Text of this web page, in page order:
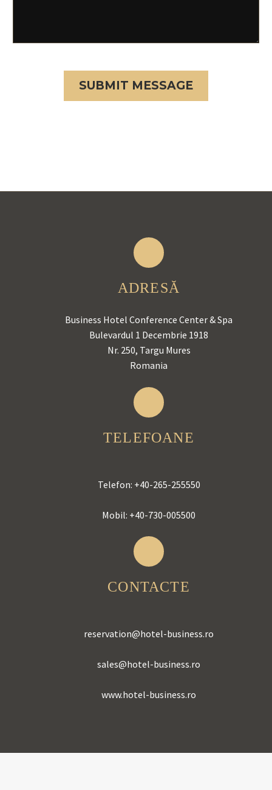
ADRESĂ
Business Hotel Conference Center & Spa
Bulevardul 1 Decembrie 1918
Nr. 250, Targu Mures
Romania
TELEFOANE
Telefon: +40-265-255550
Mobil: +40-730-005500
CONTACTE
reservation@hotel-business.ro
sales@hotel-business.ro
www.hotel-business.ro